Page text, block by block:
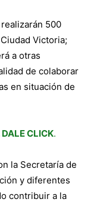
500
Victoria;
a otras
de colaborar
en situación de
CLICK.
la Secretaría de
y diferentes
contribuir a la